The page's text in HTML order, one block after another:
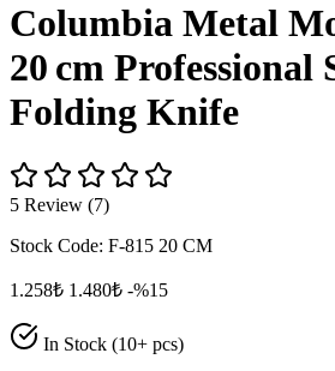
Columbia Metal
20 cm Professional
Folding Knife
5 Review (7)
Stock Code: F-815 20 CM
1.258₺ 1.480₺ -%15
In Stock (10+ pcs)